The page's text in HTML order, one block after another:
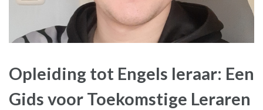
Opleiding tot Engels leraar: Een
Gids voor Toekomstige Leraren